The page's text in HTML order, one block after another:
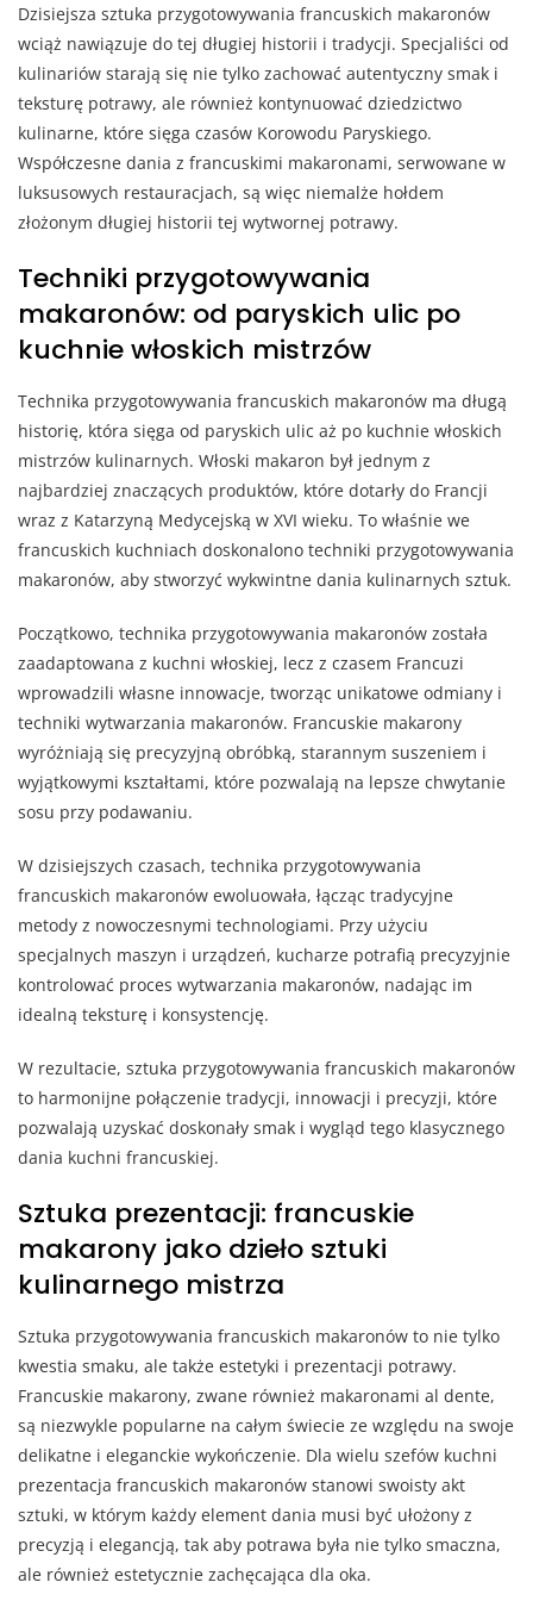
Dzisiejsza sztuka przygotowywania francuskich makaronów
wciąż nawiązuje do tej długiej historii i tradycji. Specjaliści od
kulinariów starają się nie tylko zachować autentyczny smak i
teksturę potrawy, ale również kontynuować dziedzictwo
kulinarne, które sięga czasów Korowodu Paryskiego.
Współczesne dania z francuskimi makaronami, serwowane w
luksusowych restauracjach, są więc niemalże hołdem
złożonym długiej historii tej wytwornej potrawy.
Techniki przygotowywania
makaronów: od paryskich ulic po
kuchnie włoskich mistrzów
Technika przygotowywania francuskich makaronów ma długą
historię, która sięga od paryskich ulic aż po kuchnie włoskich
mistrzów kulinarnych. Włoski makaron był jednym z
najbardziej znaczących produktów, które dotarły do Francji
wraz z Katarzyną Medycejską w XVI wieku. To właśnie we
francuskich kuchniach doskonalono techniki przygotowywania
makaronów, aby stworzyć wykwintne dania kulinarnych sztuk.
Początkowo, technika przygotowywania makaronów została
zaadaptowana z kuchni włoskiej, lecz z czasem Francuzi
wprowadzili własne innowacje, tworząc unikatowe odmiany i
techniki wytwarzania makaronów. Francuskie makarony
wyróżniają się precyzyjną obróbką, starannym suszeniem i
wyjątkowymi kształtami, które pozwalają na lepsze chwytanie
sosu przy podawaniu.
W dzisiejszych czasach, technika przygotowywania
francuskich makaronów ewoluowała, łącząc tradycyjne
metody z nowoczesnymi technologiami. Przy użyciu
specjalnych maszyn i urządzeń, kucharze potrafią precyzyjnie
kontrolować proces wytwarzania makaronów, nadając im
idealną teksturę i konsystencję.
W rezultacie, sztuka przygotowywania francuskich makaronów
to harmonijne połączenie tradycji, innowacji i precyzji, które
pozwalają uzyskać doskonały smak i wygląd tego klasycznego
dania kuchni francuskiej.
Sztuka prezentacji: francuskie
makarony jako dzieło sztuki
kulinarnego mistrza
Sztuka przygotowywania francuskich makaronów to nie tylko
kwestia smaku, ale także estetyki i prezentacji potrawy.
Francuskie makarony, zwane również makaronami al dente,
są niezwykle popularne na całym świecie ze względu na swoje
delikatne i eleganckie wykończenie. Dla wielu szefów kuchni
prezentacja francuskich makaronów stanowi swoisty akt
sztuki, w którym każdy element dania musi być ułożony z
precyzją i elegancją, tak aby potrawa była nie tylko smaczna,
ale również estetycznie zachęcająca dla oka.